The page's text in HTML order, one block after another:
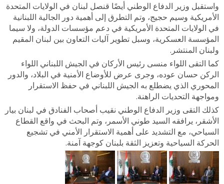
واستقبل وزير الدفاع الوطني أيضًا قنصل لبنان في الولايات المتحدة
الأمريكية وسيم حجيج، وتم التطرق إلى أهمية دور الجالية اللبنانية
في الولايات المتحدة الأمريكية في دعم مؤسسات الدولة، ولا سيما
المؤسسة العسكرية، وسبل تطوير آليات التعاون بين لبنان المقيم
ولبنان المنتشر.
كما التقى اللواء منسى رئيس الأركان في الجيش اللبناني اللواء
الركن حسان عوده، وجرى عرض للأوضاع الأمنية في البلاد، والدور
المحوري الذي يضطلع به الجيش اللبناني في حفظ الاستقرار
ومواجهة التحديات الراهنة.
كذلك التقى وزير الدفاع الوطني نقيب أصحاب الفنادق في لبنان بيار
الأشقر، يرافقه السيد طوني الأسمر، وتم البحث في واقع القطاع
السياحي، مع التشديد على أهمية الاستقرار الأمني في تشجيع
الحركة السياحية وتعزيز الثقة بلبنان كوجهة آمنة.